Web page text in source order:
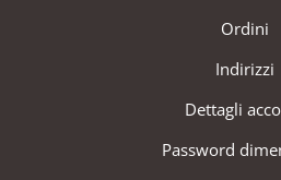
Ordini
Indirizzi
Dettagli
Password